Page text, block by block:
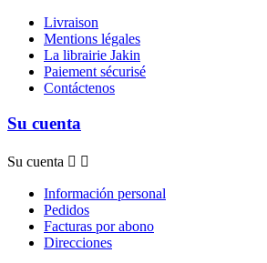
Livraison
Mentions légales
La librairie Jakin
Paiement sécurisé
Contáctenos
Su cuenta
Su cuenta  
Información personal
Pedidos
Facturas por abono
Direcciones